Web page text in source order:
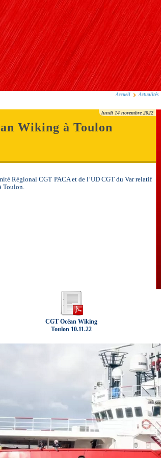
Accueil Actualités
lundi 14 novembre 2022
Wiking à Toulon
Régional CGT PACA et de l’UD CGT du Var relatif
Toulon.
CGT Océan Wiking
Toulon 10.11.22